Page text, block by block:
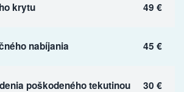
krytu 49 €
nabíjania 45 €
poškodeného tekutinou 30 €